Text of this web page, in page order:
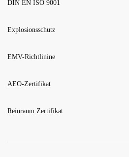
DIN EN ISO 9001
Explosionsschutz
EMV-Richtlinine
AEO-Zertifikat
Reinraum Zertifikat